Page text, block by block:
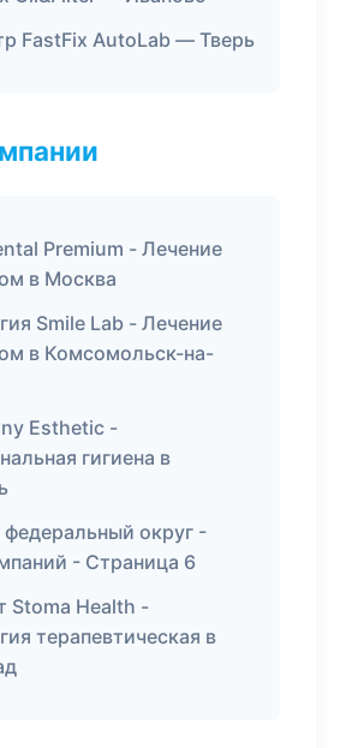
FastFix AutoLab — Тверь
Premium - Лечение
в Москва
Smile Lab - Лечение
в Комсомольск-на-
Esthetic -
гигиена в
округ -
- Страница 6
Stoma Health -
терапевтическая в